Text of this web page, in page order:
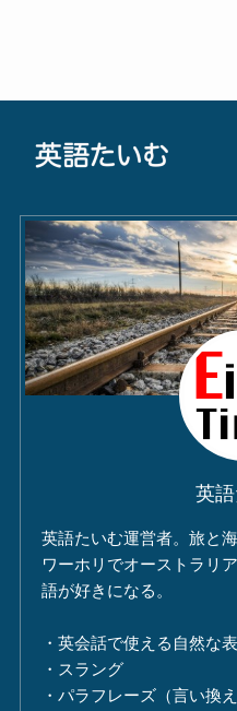
英
英語たいむ運営者。旅と
ワーホリでオーストラリ
語が好きになる。
・英会話で使える自然な
・スラング
・パラフレーズ（言い換え